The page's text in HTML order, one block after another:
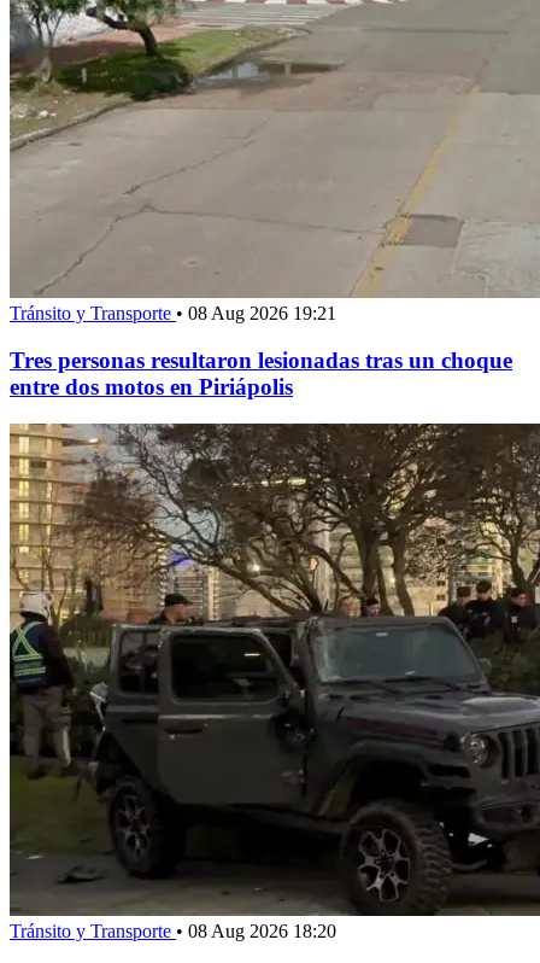
Tránsito y Transporte • 08 Aug 2026 19:21
Tres personas resultaron lesionadas tras un choque
entre dos motos en Piriápolis
Tránsito y Transporte • 08 Aug 2026 18:20